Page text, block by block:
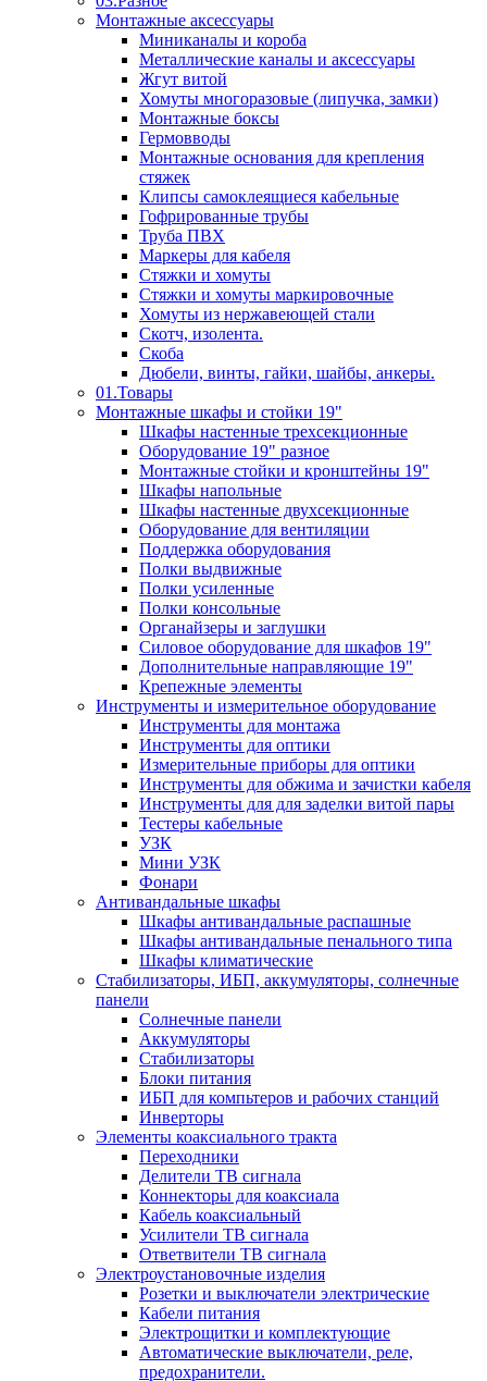
Монтажные аксессуары
Миниканалы и короба
Металлические каналы и аксессуары
Жгут витой
Хомуты многоразовые (липучка, замки)
Монтажные боксы
Гермовводы
Монтажные основания для крепления
стяжек
Клипсы самоклеящиеся кабельные
Гофрированные трубы
Труба ПВХ
Маркеры для кабеля
Стяжки и хомуты
Стяжки и хомуты маркировочные
Хомуты из нержавеющей стали
Скотч, изолента.
Скоба
Дюбели, винты, гайки, шайбы, анкеры.
01.Товары
Монтажные шкафы и стойки 19"
Шкафы настенные трехсекционные
Оборудование 19" разное
Монтажные стойки и кронштейны 19"
Шкафы напольные
Шкафы настенные двухсекционные
Оборудование для вентиляции
Поддержка оборудования
Полки выдвижные
Полки усиленные
Полки консольные
Органайзеры и заглушки
Силовое оборудование для шкафов 19"
Дополнительные направляющие 19"
Крепежные элементы
Инструменты и измерительное оборудование
Инструменты для монтажа
Инструменты для оптики
Измерительные приборы для оптики
Инструменты для обжима и зачистки кабеля
Инструменты для для заделки витой пары
Тестеры кабельные
УЗК
Мини УЗК
Фонари
Антивандальные шкафы
Шкафы антивандальные распашные
Шкафы антивандальные пенального типа
Шкафы климатические
Стабилизаторы, ИБП, аккумуляторы, солнечные
панели
Солнечные панели
Аккумуляторы
Стабилизаторы
Блоки питания
ИБП для компьтеров и рабочих станций
Инверторы
Элементы коаксиального тракта
Переходники
Делители ТВ сигнала
Коннекторы для коаксиала
Кабель коаксиальный
Усилители ТВ сигнала
Ответвители ТВ сигнала
Электроустановочные изделия
Розетки и выключатели электрические
Кабели питания
Электрощитки и комплектующие
Автоматические выключатели, реле,
предохранители.